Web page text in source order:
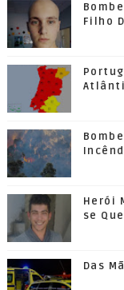
Filho
Herói
se
Das